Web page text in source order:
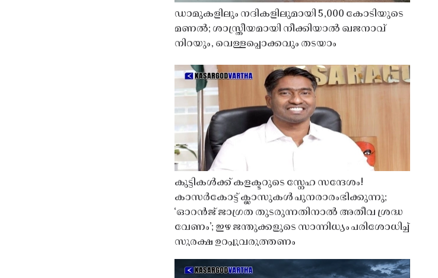
ഡാമുകളിലും നദികളിലുമായി 5,000 കോടിയുടെ
മണൽ; ശാസ്ത്രീയമായി നീക്കിയാൽ ഖജനാവ്
നിറയും, വെള്ളപ്പൊക്കവും തടയാം
കുട്ടികൾക്ക് കളക്ടറുടെ സ്നേഹ സന്ദേശം!
കാസർകോട്ട് ക്ലാസുകൾ പുനരാരംഭിക്കുന്നു;
‘ഓറൻജ് ജാഗ്രത തുടരുന്നതിനാൽ അതീവ ശ്രദ്ധ
വേണം’; ഇഴ ജന്തുക്കളുടെ സാന്നിധ്യം പരിശോധിച്ച്
സുരക്ഷ ഉറപ്പുവരുത്തണം